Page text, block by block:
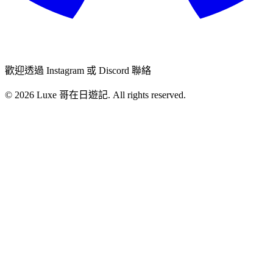
歡迎透過 Instagram 或 Discord 聯絡
© 2026 Luxe 哥在日遊記. All rights reserved.